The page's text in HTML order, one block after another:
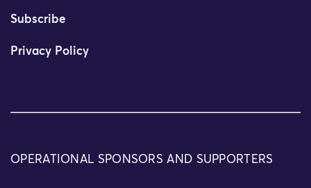
Subscribe
Privacy Policy
OPERATIONAL SPONSORS AND SUPPORTERS